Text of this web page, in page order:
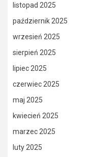
listopad 2025
październik 2025
wrzesień 2025
sierpień 2025
lipiec 2025
czerwiec 2025
maj 2025
kwiecień 2025
marzec 2025
luty 2025